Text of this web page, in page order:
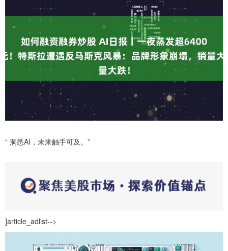
“ 洞悉AI，未来触手可及。”
]article_adlist-->